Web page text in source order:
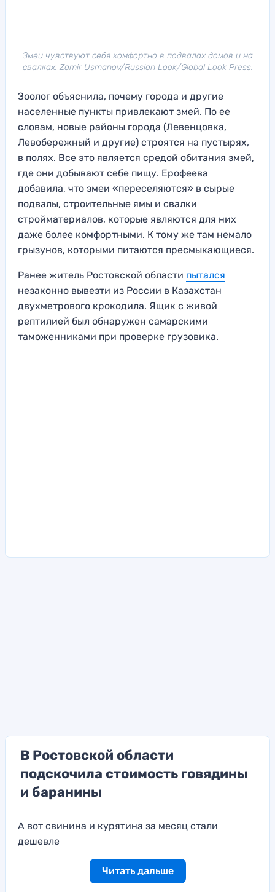
Змеи чувствуют себя комфортно в подвалах домов и на
свалках. Zamir Usmanov/Russian Look/Global Look Press.
Зоолог объяснила, почему города и другие
населенные пункты привлекают змей. По ее
словам, новые районы города (Левенцовка,
Левобережный и другие) строятся на пустырях,
в полях. Все это является средой обитания змей,
где они добывают себе пищу. Ерофеева
добавила, что змеи «переселяются» в сырые
подвалы, строительные ямы и свалки
стройматериалов, которые являются для них
даже более комфортными. К тому же там немало
грызунов, которыми питаются пресмыкающиеся.
Ранее житель Ростовской области пытался
незаконно вывезти из России в Казахстан
двухметрового крокодила. Ящик с живой
рептилией был обнаружен самарскими
таможенниками при проверке грузовика.
В Ростовской области
подскочила стоимость говядины
и баранины
А вот свинина и курятина за месяц стали
дешевле
Читать дальше